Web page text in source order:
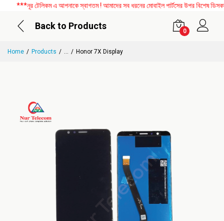
***নূর টেলিকম এ আপনাকে স্বাগতম ! আমাদের সব ধরনের মোবাইল পার্টসের উপর বিশেষ
Back to Products
0
Home Products ... Honor 7X Display